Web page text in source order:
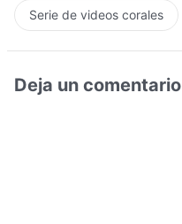
Serie de videos corales
Deja un comentario